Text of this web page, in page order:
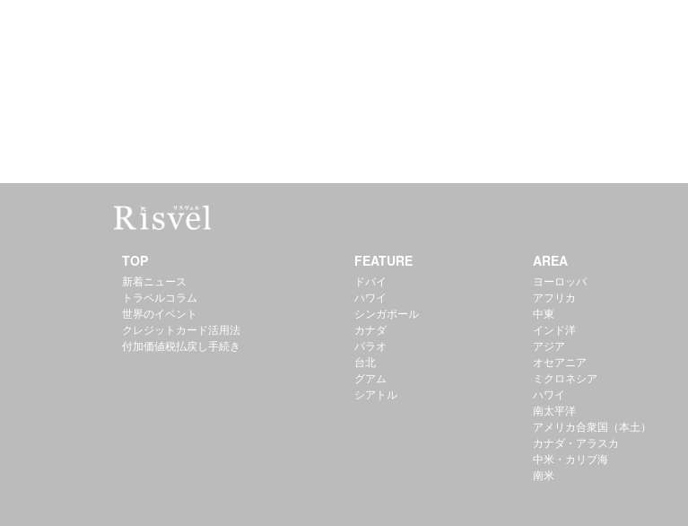
TOP
新着ニュース
トラベルコラム
世界のイベント
クレジットカード活用法
付加価値税払戻し手続き
FEATURE
ドバイ
ハワイ
シンガポール
カナダ
パラオ
台北
グアム
シアトル
AREA
ヨーロッパ
アフリカ
中東
インド洋
アジア
オセアニア
ミクロネシア
ハワイ
南太平洋
アメリカ合衆国（本土）
カナダ・アラスカ
中米・カリブ海
南米